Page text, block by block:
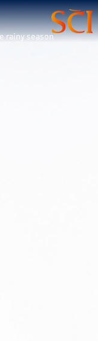
rainy season